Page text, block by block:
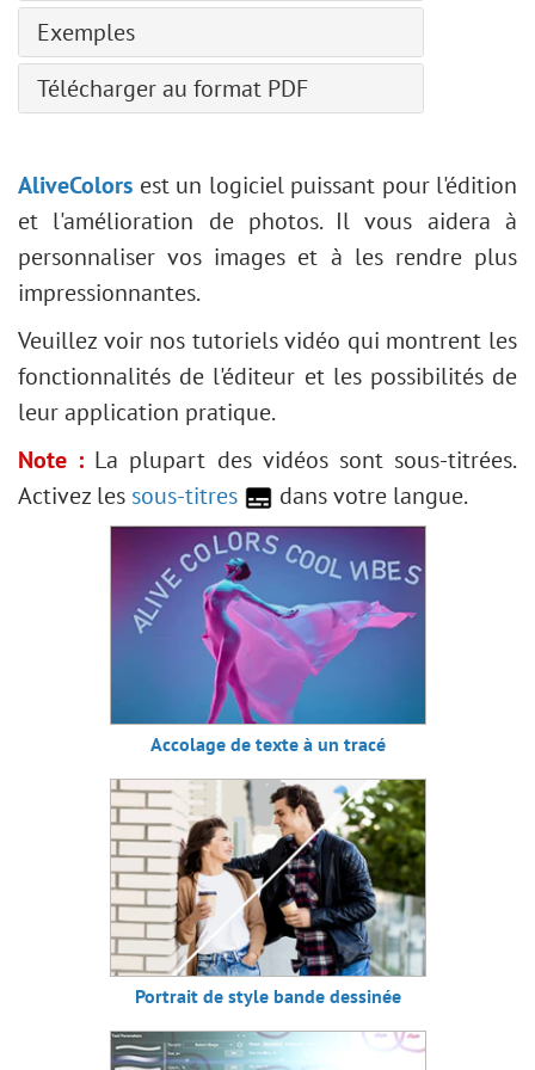
Égalisation
Bruit
Autres
Enroulement
Tons foncés/Tons clairs
Netteté
Esthétiques
Remplissage de texture
Deux clés
Plugins intégrés
Plugins externes
Doigt
Éclaircir
Obscurcir
Éditeur de pinceaux
Estompe artistique
Rectangle arrondi
Ellipse
Diagramme circulaire
Triangle
Étoile
Trait
Modifier la forme
Remplir une forme
Contour d'une forme
Recadrage
Recadrage perspective
Transformation
Main
Zoom
Paramètres généraux
Courbe de tonalité
Détails
Presets
Exemples
Inclinaison-Décalage
Création de pinceaux personnalisés
Désaturation partielle
Effet de gravure sur pierre
Effet Glitch art créatif
Éclaircir un portrait sombre
Correction du visage/corps
Сhangez la météo
Conversion en noir et blanc
Amélioration d'un portrait
Carte de Saint Valentin
Portrait Pop Art
Collage de photos polaroid
Fond d'écran Bibliothèque
Effet de mosaïque
Ajout de contours au texte
Effet vintage
Comment vieillir une photo
Effet Bokeh
Tonification des couleurs
Nouvelle couleur des yeux
Tâche : Enlever les lunettes
Sélection de rouges à lèvres
Retouche d'une vieille photo
Télécharger au format PDF
AliveColors est un logiciel puissant pour l'édition
et l'amélioration de photos. Il vous aidera à
personnaliser vos images et à les rendre plus
impressionnantes.
Veuillez voir nos tutoriels vidéo qui montrent les
fonctionnalités de l'éditeur et les possibilités de
leur application pratique.
Note : La plupart des vidéos sont sous-titrées.
Activez les sous-titres dans votre langue.
Accolage de texte à un tracé
Portrait de style bande dessinée